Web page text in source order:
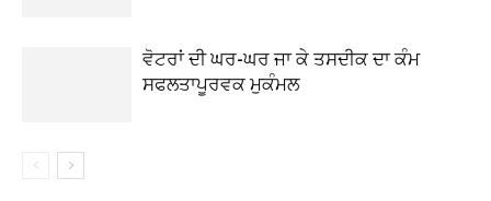
ਵੋਟਰਾਂ ਦੀ ਘਰ-ਘਰ ਜਾ ਕੇ ਤਸਦੀਕ ਦਾ ਕੰਮ
ਸਫਲਤਾਪੂਰਵਕ ਮੁਕੰਮਲ